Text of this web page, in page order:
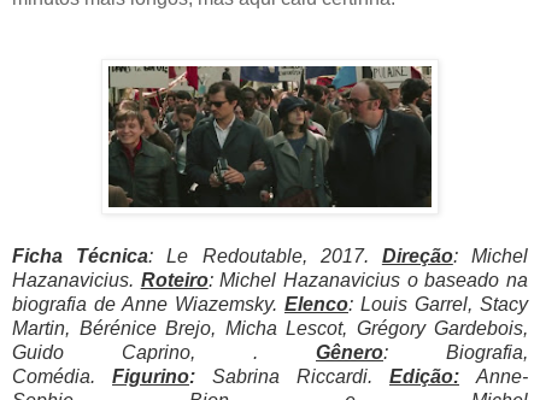
Ficha Técnica: Le Redoutable, 2017. Direção: Michel
Hazanavicius. Roteiro: Michel Hazanavicius o baseado na
biografia de Anne Wiazemsky. Elenco: Louis Garrel, Stacy
Martin, Bérénice Brejo, Micha Lescot, Grégory Gardebois,
Guido Caprino, . Gênero: Biografia,
Comédia. Figurino: Sabrina Riccardi. Edição:
Anne-